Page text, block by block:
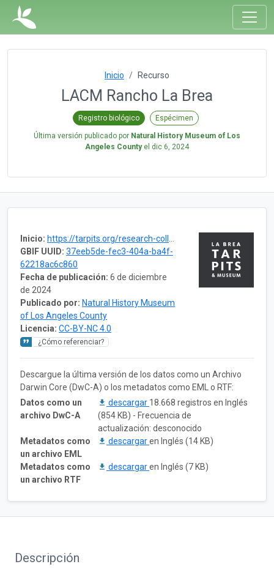
Inicio Recurso
LACM Rancho La Brea
Registro biológico Espécimen
Última versión publicado por Natural History Museum of Los
Angeles Countyel dic 6, 2024
Inicio: https://tarpits.org/research-collections/tar-pits-collections
GBIF UUID: 37eeb5de-fec3-404a-ba4f-
62218ac6c860
Fecha de publicación: 6 de diciembre
de 2024
Publicado por: Natural History Museum
of Los Angeles County
Licencia: CC-BY-NC 4.0
¿Cómo referenciar?
Descargue la última versión de los datos como un Archivo
Darwin Core (DwC-A) o los metadatos como EML o RTF:
Datos como un
archivo DwC-A
descargar 18.668 registros en Inglés
(854 KB) - Frecuencia de
actualización: desconocido
Metadatos como
un archivo EML
descargaren Inglés (14 KB)
Metadatos como
un archivo RTF
descargaren Inglés (7 KB)
Descripción